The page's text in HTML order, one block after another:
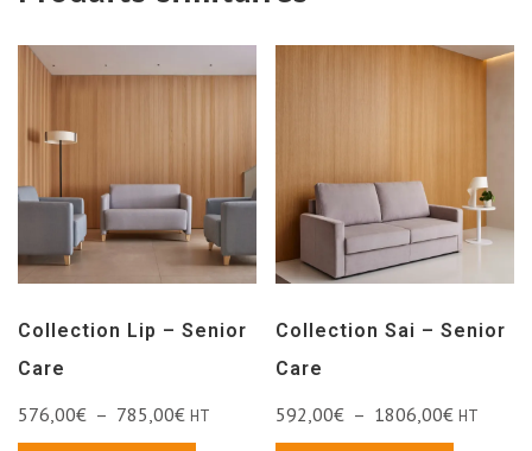
Collection Lip – Senior
Care
576,00€ – 785,00€ HT
Collection Sai – Senior
Care
592,00€ – 1806,00€ HT